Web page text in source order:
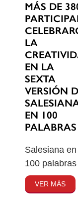
MÁS DE
LA
EN LA
SEXTA
VERSIÓN
EN 100
PALABRAS
Salesiana en
100 palabras
VER MÁS